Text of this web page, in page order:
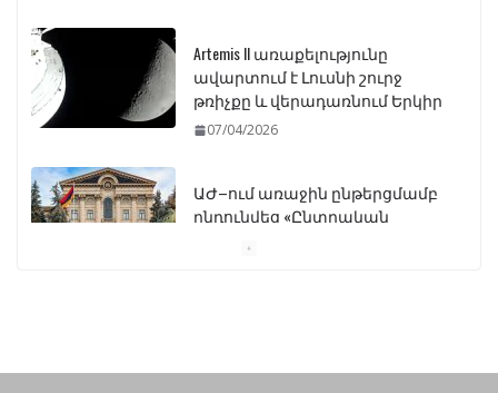
ԱԺ–ում առաջին ընթերցմամբ
ընդունվեց «Ընտրական
օրենսգրքի» փոփոխության
07/04/2026